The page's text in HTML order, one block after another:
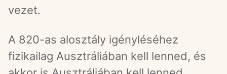
vezet.
A 820-as alosztály igényléséhez
fizikailag Ausztráliában kell lenned, és